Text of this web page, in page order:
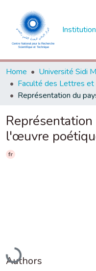
Home
l'œuvre
fr
Loading...
Authors